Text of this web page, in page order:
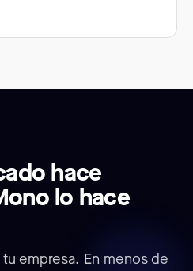
hace
lo hace
empresa. En menos de